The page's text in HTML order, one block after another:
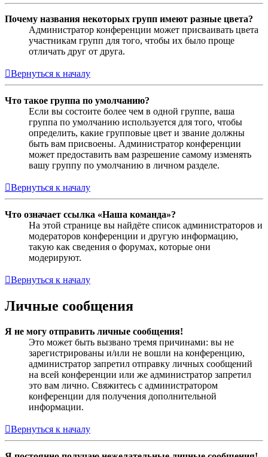
Почему названия некоторых групп имеют разные цвета?
Администратор конференции может присваивать цвета
участникам групп для того, чтобы их было проще
отличать друг от друга.
Вернуться к началу
Что такое группа по умолчанию?
Если вы состоите более чем в одной группе, ваша
группа по умолчанию используется для того, чтобы
определить, какие групповые цвет и звание должны
быть вам присвоены. Администратор конференции
может предоставить вам разрешение самому изменять
вашу группу по умолчанию в личном разделе.
Вернуться к началу
Что означает ссылка «Наша команда»?
На этой странице вы найдёте список администраторов и
модераторов конференции и другую информацию,
такую как сведения о форумах, которые они
модерируют.
Вернуться к началу
Личные сообщения
Я не могу отправить личные сообщения!
Это может быть вызвано тремя причинами: вы не
зарегистрированы и/или не вошли на конференцию,
администратор запретил отправку личных сообщений
на всей конференции или же администратор запретил
это вам лично. Свяжитесь с администратором
конференции для получения дополнительной
информации.
Вернуться к началу